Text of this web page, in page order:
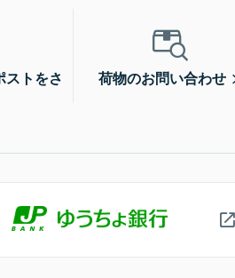
ストをさ
荷物のお問い合わせ